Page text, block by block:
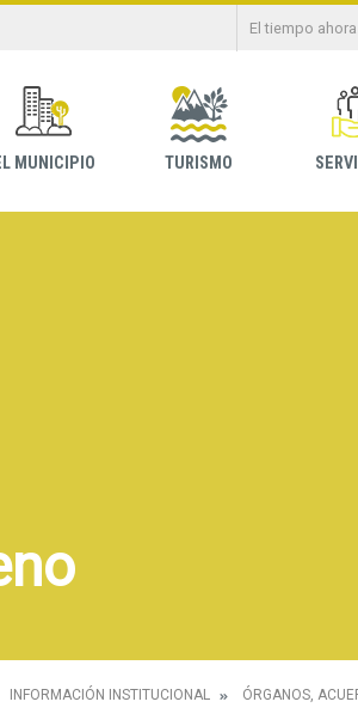
El tiempo ahora
MUNICIPIO TURISMO
INFORMACIÓN INSTITUCIONAL ÓRGANOS,